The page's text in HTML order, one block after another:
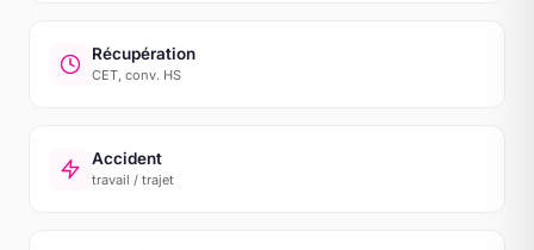
Récupération
CET, conv. HS
Accident
travail / trajet